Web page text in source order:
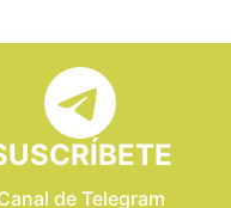
de Telegram